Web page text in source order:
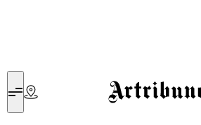
Artribune